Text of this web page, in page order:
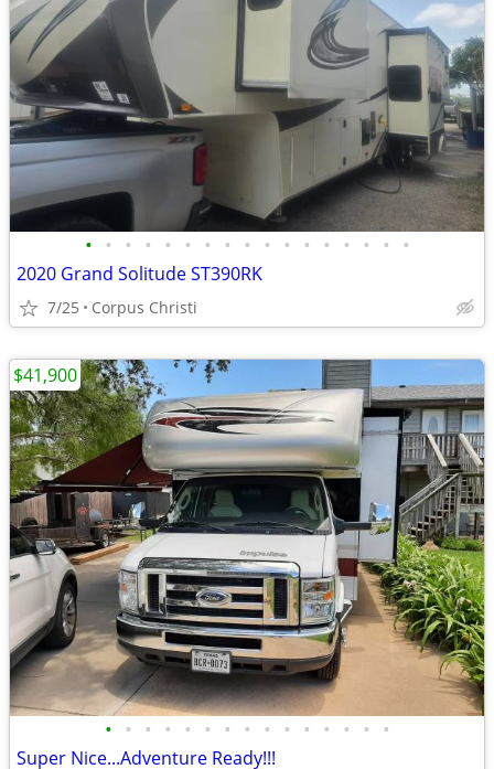
• • • • • • • • • • • • • • • • •
2020 Grand Solitude ST390RK
7/25 Corpus Christi
• • • • • • • • • • • • • • •
Super Nice...Adventure Ready!!!
$41,900